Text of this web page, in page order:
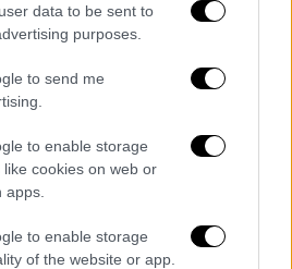
data to be sent to
purposes.
to send me
to enable storage
cookies on web or
to enable storage
of the website or app.
με ρωσικά
πια ίσες
στα
πως δεν θα
μέτρα στήριξης, μεφόντο
αυξήσεις τιμών